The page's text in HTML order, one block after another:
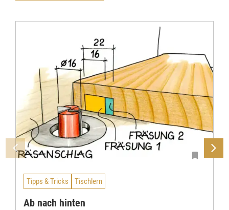
Tipps & Tricks Tischlern
Ab nach hinten